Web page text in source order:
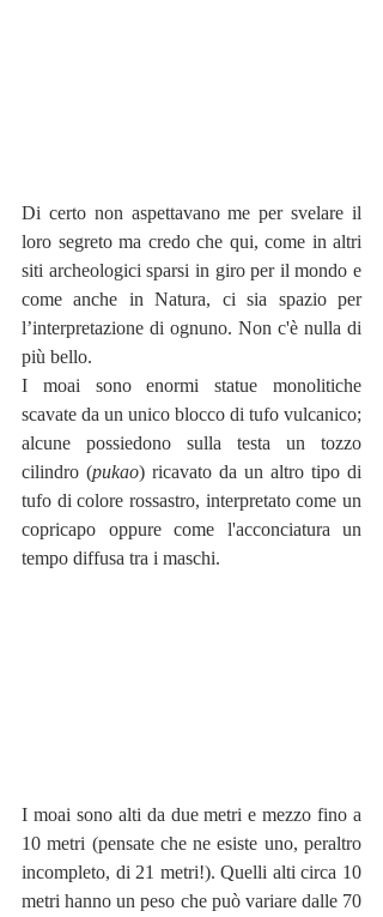
Di certo non aspettavano me per svelare il
loro segreto ma credo che qui, come in altri
siti archeologici sparsi in giro per il mondo e
come anche in Natura, ci sia spazio per
l’interpretazione di ognuno. Non c'è nulla di
più bello.
I moai sono enormi statue monolitiche
scavate da un unico blocco di tufo vulcanico;
alcune possiedono sulla testa un tozzo
cilindro (pukao) ricavato da un altro tipo di
tufo di colore rossastro, interpretato come un
copricapo oppure come l'acconciatura un
tempo diffusa tra i maschi.
I moai sono alti da due metri e mezzo fino a
10 metri (pensate che ne esiste uno, peraltro
incompleto, di 21 metri!). Quelli alti circa 10
metri hanno un peso che può variare dalle 70